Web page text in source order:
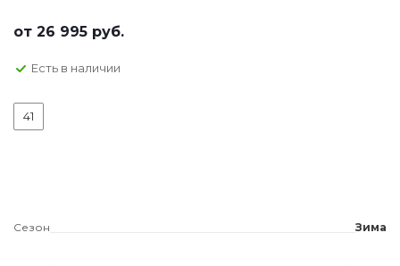
от 26 995 руб.
Есть в наличии
41
Сезон Зима